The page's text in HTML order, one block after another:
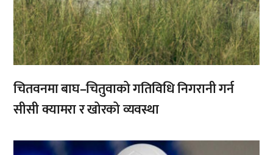
चितवनमा बाघ–चितुवाको गतिविधि निगरानी गर्न
सीसी क्यामरा र खोरको व्यवस्था
,